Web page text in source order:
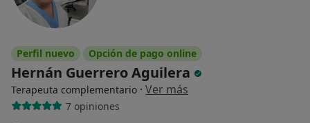
Perfil nuevo Opción de pago online
Hernán Guerrero Aguilera
Terapeuta complementario · Ver más
7 opiniones